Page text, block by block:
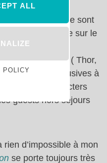
l’unanimité, ils ne sont
supplémentaire sur le
Bien sûr, la
Marvel ( Thor,
Man ) sont exclusives à
que ces characters
guests hors séjours
rien d’impossible à mon
se porte toujours très
ALL
POLICY